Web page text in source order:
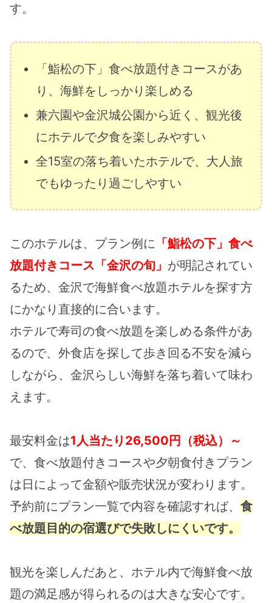
す。
「鮨松の下」食べ放題付きコースがあ
り、海鮮をしっかり楽しめる
兼六園や金沢城公園から近く、観光後
にホテルで夕食を楽しみやすい
全15室の落ち着いたホテルで、大人旅
でもゆったり過ごしやすい
このホテルは、プラン例に 「鮨松の下」食べ
放題付きコース「金沢の旬」 が明記されてい
るため、金沢で海鮮食べ放題ホテルを探す方
にかなり直接的に合います。
ホテルで寿司の食べ放題を楽しめる条件があ
るので、外食店を探して歩き回る不安を減ら
しながら、金沢らしい海鮮を落ち着いて味わ
えます。
最安料金は1人当たり26,500円（税込）～
で、食べ放題付きコースや夕朝食付きプラン
は日によって金額や販売状況が変わります。
予約前にプラン一覧で内容を確認すれば、 食
べ放題目的の宿選びで失敗しにくいです。
観光を楽しんだあと、ホテル内で海鮮食べ放
題の満足感が得られるのは大きな安心です。